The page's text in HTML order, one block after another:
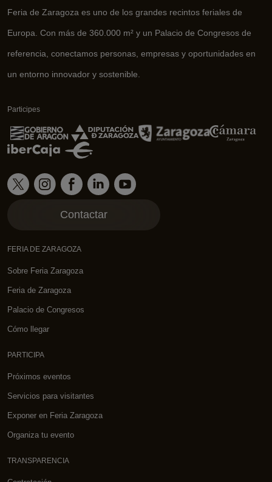
Feria de Zaragoza es uno de los grandes recintos feriales de
Europa. Con más de 360.000 m² y un Palacio de Congresos de
referencia, conectamos personas, empresas y oportunidades en
un entorno innovador y sostenible.
Participes
Contactar
FERIA DE ZARAGOZA
Sobre Feria Zaragoza
Feria de Zaragoza
Palacio de Congresos
Cómo llegar
PARTICIPA
Próximos eventos
Servicios para visitantes
Exponer en Feria Zaragoza
Organiza tu evento
TRANSPARENCIA